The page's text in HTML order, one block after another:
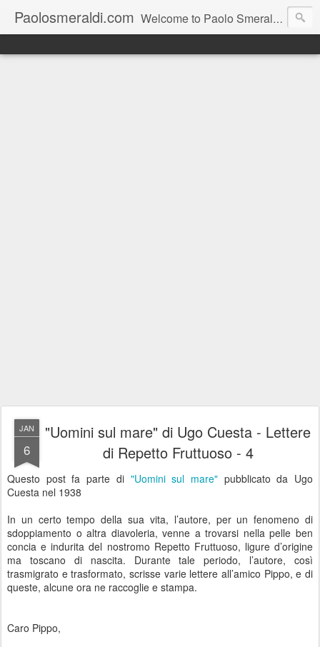
Paolosmeraldi.com Welcome to Paolo Smeraldi's website, online since 2002. Consigliere comunale a Sestri Levante.
JAN
6
"Uomini sul mare" di Ugo Cuesta - Lettere
di Repetto Fruttuoso - 4
Questo post fa parte di "Uomini sul mare"pubblicato da Ugo
Cuesta nel 1938
In un certo tempo della sua vita, l’autore, per un fenomeno di
sdoppiamento o altra diavoleria, venne a trovarsi nella pelle ben
concia e indurita del nostromo Repetto Fruttuoso, ligure d’origine
ma toscano di nascita. Durante tale periodo, l’autore, così
trasmigrato e trasformato, scrisse varie lettere all’amico Pippo, e di
queste, alcune ora ne raccoglie e stampa.
Caro Pippo,